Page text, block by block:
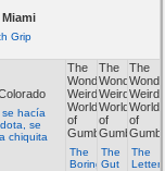
Miami
Grip
se hacía
se
chiquita
The
Wonderfully
Weird
World
of
Gumball
The
Boring
The
Wonderfully
Weird
World
of
Gumball
The
Gut
The
Weird
World
of
The
Letter